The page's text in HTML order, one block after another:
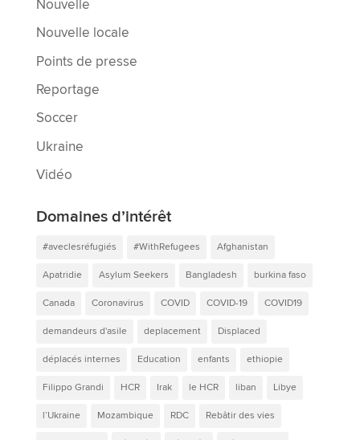
Nouvelle
Nouvelle locale
Points de presse
Reportage
Soccer
Ukraine
Vidéo
Domaines d’intérêt
#aveclesréfugiés #WithRefugees Afghanistan
Apatridie Asylum Seekers Bangladesh burkina faso
Canada Coronavirus COVID COVID-19 COVID19
demandeurs d'asile deplacement Displaced
déplacés internes Education enfants ethiopie
Filippo Grandi HCR Irak le HCR liban Libye
l’Ukraine Mozambique RDC Rebâtir des vies